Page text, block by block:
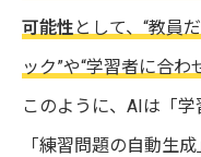
可能性 として、“教員
ック”や“学習者に合わ
このように、AIは「学
「練習問題の自動生